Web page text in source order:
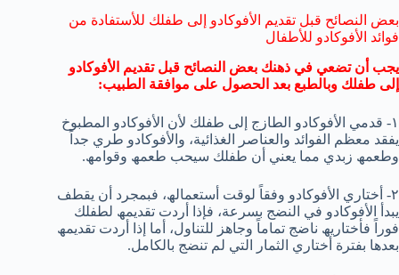
بعض النصائح قبل تقدیم الأفوكادو إلى طفلك للأستفادة من
فوائد الأفوكادو للأطفال
یجب أن تضعي في ذھنك بعض النصائح قبل تقدیم الأفوكادو
إلى طفلك وبالطبع بعد الحصول على موافقة الطبیب:
١- قدمي الأفوكادو الطازج إلى طفلك لأن الأفوكادو المطبوخ
یفقد معظم الفوائد والعناصر الغذائیة، والأفوكادو طري جداً
وطعمھ زبدي مما یعني أن طفلك سیحب طعمھ وقوامھ.
٢- أختاري الأفوكادو وفقاً لوقت أستعمالھ، فبمجرد أن یقطف
یبدأ الأفوكادو في النضج بسرعة، فإذا أردت تقدیمھ لطفلك
فوراً فأختاریھ ناضج تماماً وجاھز للتناول، أما إذا أردت تقدیمھ
بعدھا بفترة أختاري الثمار التي لم تنضج بالكامل.